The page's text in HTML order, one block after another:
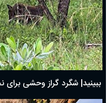
ببینید| شگرد گراز وحشی برای